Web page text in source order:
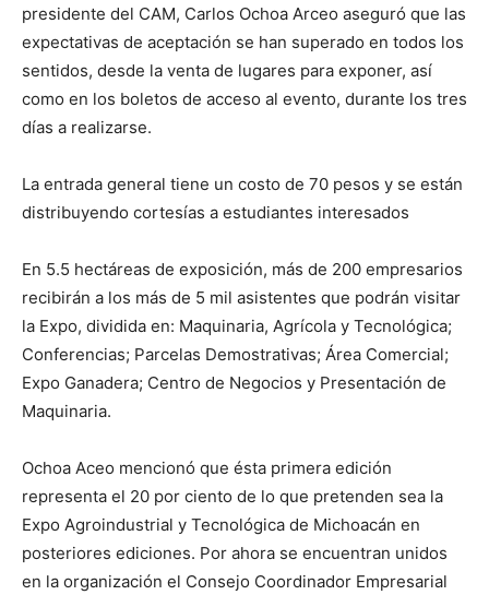
presidente del CAM, Carlos Ochoa Arceo aseguró que las
expectativas de aceptación se han superado en todos los
sentidos, desde la venta de lugares para exponer, así
como en los boletos de acceso al evento, durante los tres
días a realizarse.
La entrada general tiene un costo de 70 pesos y se están
distribuyendo cortesías a estudiantes interesados
En 5.5 hectáreas de exposición, más de 200 empresarios
recibirán a los más de 5 mil asistentes que podrán visitar
la Expo, dividida en: Maquinaria, Agrícola y Tecnológica;
Conferencias; Parcelas Demostrativas; Área Comercial;
Expo Ganadera; Centro de Negocios y Presentación de
Maquinaria.
Ochoa Aceo mencionó que ésta primera edición
representa el 20 por ciento de lo que pretenden sea la
Expo Agroindustrial y Tecnológica de Michoacán en
posteriores ediciones. Por ahora se encuentran unidos
en la organización el Consejo Coordinador Empresarial